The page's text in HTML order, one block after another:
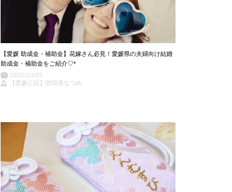
【愛媛 助成金・補助金】花嫁さん必見！愛媛県の夫婦向け結婚
助成金・補助金をご紹介♡*
2022/10/25
【愛媛公認】曽我美なつめ